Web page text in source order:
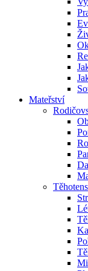
Mateřství